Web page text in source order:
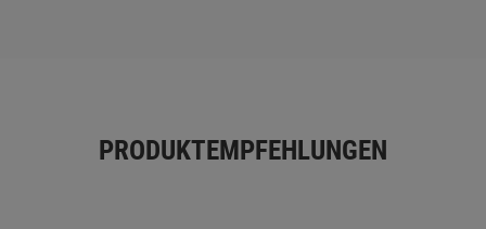
PRODUKTEMPFEHLUNGEN